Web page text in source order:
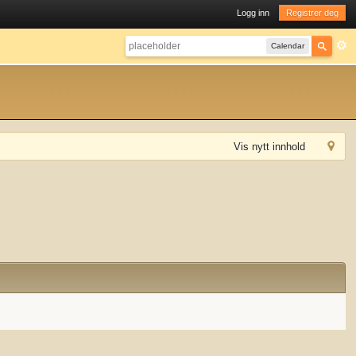
Logg inn Registrer deg
Calendar
Vis nytt innhold